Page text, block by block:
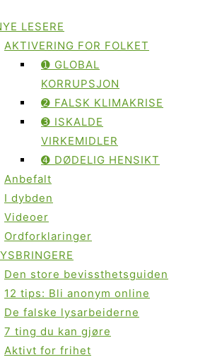
LESERE
AKTIVERING FOR FOLKET
➊ GLOBAL
KORRUPSJON
➋ FALSK KLIMAKRISE
➌ ISKALDE
VIRKEMIDLER
➍ DØDELIG HENSIKT
Anbefalt
I dybden
Videoer
Ordforklaringer
Den store bevissthetsguiden
12 tips: Bli anonym online
De falske lysarbeiderne
7 ting du kan gjøre
Aktivt for frihet